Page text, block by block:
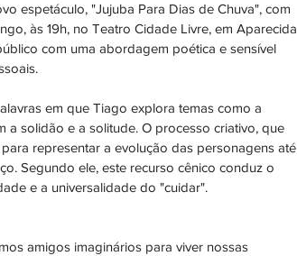
espetáculo, "Jujuba Para Dias de Chuva", com
às 19h, no Teatro Cidade Livre, em Aparecida
com uma abordagem poética e sensível
em que Tiago explora temas como a
a solidão e a solitude. O processo criativo, que
representar a evolução das personagens até
Segundo ele, este recurso cênico conduz o
e a universalidade do "cuidar".
amigos imaginários para viver nossas